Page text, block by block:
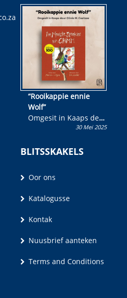
kinderboek en staan ’n
kans om R50 000 te
wen!
“Rooikappie ennie
Wolf”
Omgesit in Kaaps deur
Olivia M. Coetzee30 Mei 2025
BLITSSKAKELS
Oor ons
Katalogusse
Kontak
Nuusbrief aanteken
Terms and Conditions